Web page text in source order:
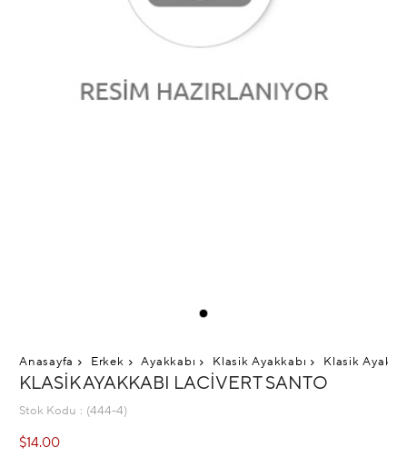
Anasayfa Erkek Ayakkabı Klasik Ayakkabı Klasik
KLASIK AYAKKABI LACIVERT SANTO
Stok Kodu (444-4)
$14.00